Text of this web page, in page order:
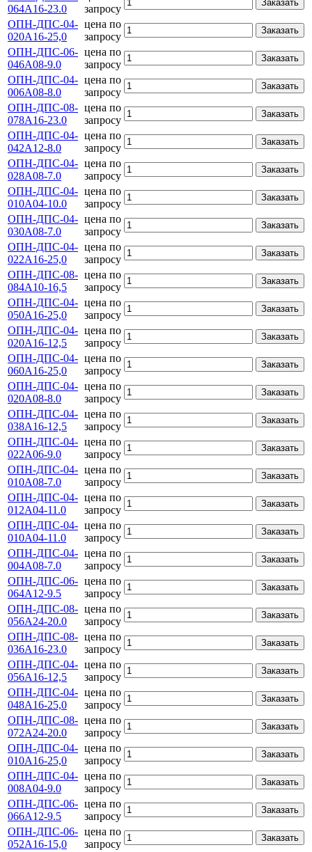
064А16-23.0
запросу
Заказать
ОПН-ДПС-04-
020А16-25,0
цена по
запросу
Заказать
ОПН-ДПС-06-
046А08-9.0
цена по
запросу
Заказать
ОПН-ДПС-04-
006А08-8.0
цена по
запросу
Заказать
ОПН-ДПС-08-
078А16-23.0
цена по
запросу
Заказать
ОПН-ДПС-04-
042А12-8.0
цена по
запросу
Заказать
ОПН-ДПС-04-
028А08-7.0
цена по
запросу
Заказать
ОПН-ДПС-04-
010А04-10.0
цена по
запросу
Заказать
ОПН-ДПС-04-
030А08-7.0
цена по
запросу
Заказать
ОПН-ДПС-04-
022А16-25,0
цена по
запросу
Заказать
ОПН-ДПС-08-
084А10-16,5
цена по
запросу
Заказать
ОПН-ДПС-04-
050А16-25,0
цена по
запросу
Заказать
ОПН-ДПС-04-
020А16-12,5
цена по
запросу
Заказать
ОПН-ДПС-04-
060А16-25,0
цена по
запросу
Заказать
ОПН-ДПС-04-
020А08-8.0
цена по
запросу
Заказать
ОПН-ДПС-04-
038А16-12,5
цена по
запросу
Заказать
ОПН-ДПС-04-
022А06-9.0
цена по
запросу
Заказать
ОПН-ДПС-04-
010А08-7.0
цена по
запросу
Заказать
ОПН-ДПС-04-
012А04-11.0
цена по
запросу
Заказать
ОПН-ДПС-04-
010А04-11.0
цена по
запросу
Заказать
ОПН-ДПС-04-
004А08-7.0
цена по
запросу
Заказать
ОПН-ДПС-06-
064А12-9.5
цена по
запросу
Заказать
ОПН-ДПС-08-
056А24-20.0
цена по
запросу
Заказать
ОПН-ДПС-08-
036А16-23.0
цена по
запросу
Заказать
ОПН-ДПС-04-
056А16-12,5
цена по
запросу
Заказать
ОПН-ДПС-04-
048А16-25,0
цена по
запросу
Заказать
ОПН-ДПС-08-
072А24-20.0
цена по
запросу
Заказать
ОПН-ДПС-04-
010А16-25,0
цена по
запросу
Заказать
ОПН-ДПС-04-
008А04-9.0
цена по
запросу
Заказать
ОПН-ДПС-06-
066А12-9.5
цена по
запросу
Заказать
ОПН-ДПС-06-
052А16-15,0
цена по
запросу
Заказать